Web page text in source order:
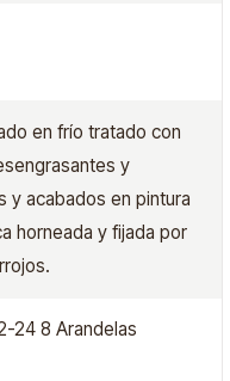
en frío tratado con
y
y acabados en pintura
horneada y fijada por
24 8 Arandelas